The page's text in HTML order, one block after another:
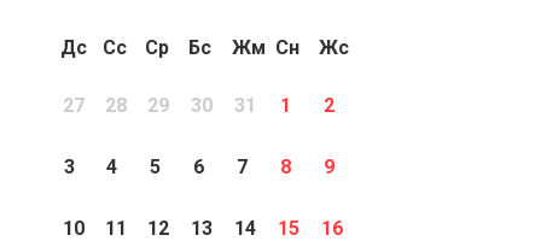
Дс Сс Ср Бс Жм Сн Жс
27 28 29 30 31 1 2
3 4 5 6 7 8 9
10 11 12 13 14 15 16